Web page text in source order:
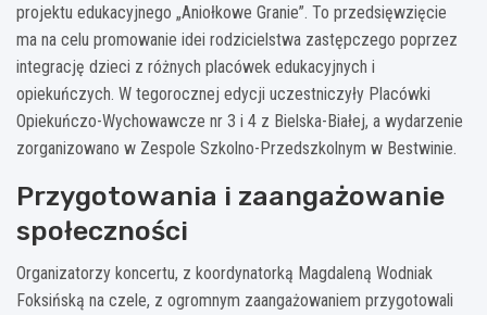
projektu edukacyjnego „Aniołkowe Granie”. To przedsięwzięcie
ma na celu promowanie idei rodzicielstwa zastępczego poprzez
integrację dzieci z różnych placówek edukacyjnych i
opiekuńczych. W tegorocznej edycji uczestniczyły Placówki
Opiekuńczo-Wychowawcze nr 3 i 4 z Bielska-Białej, a wydarzenie
zorganizowano w Zespole Szkolno-Przedszkolnym w Bestwinie.
Przygotowania i zaangażowanie
społeczności
Organizatorzy koncertu, z koordynatorką Magdaleną Wodniak
Foksińską na czele, z ogromnym zaangażowaniem przygotowali